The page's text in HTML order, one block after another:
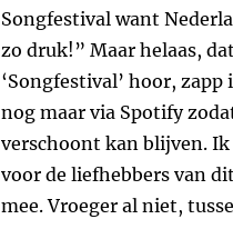
Songfestival want
zo druk!” Maar helaas,
‘Songfestival’ hoor,
nog maar via Spotify
verschoont kan blijven. Ik
voor de liefhebbers van
mee. Vroeger al niet,